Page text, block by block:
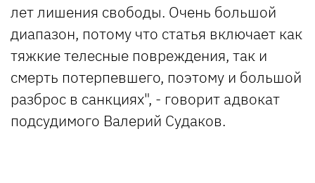
лет лишения свободы. Очень большой
диапазон, потому что статья включает как
тяжкие телесные повреждения, так и
смерть потерпевшего, поэтому и большой
разброс в санкциях", - говорит адвокат
подсудимого Валерий Судаков.